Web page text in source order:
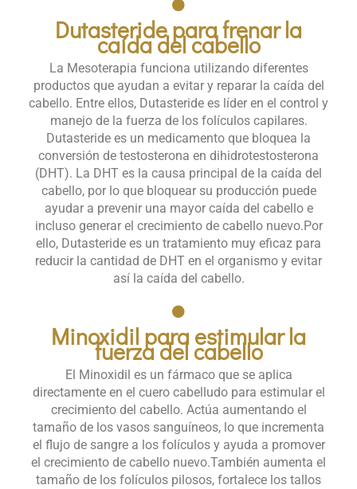
Dutasteride para frenar la
caída del cabello​
La Mesoterapia funciona utilizando diferentes
productos que ayudan a evitar y reparar la caída del
cabello. Entre ellos, Dutasteride es líder en el control y
manejo de la fuerza de los folículos capilares.​
Dutasteride es un medicamento que bloquea la
conversión de testosterona en dihidrotestosterona
(DHT). La DHT es la causa principal de la caída del
cabello, por lo que bloquear su producción puede
ayudar a prevenir una mayor caída del cabello e
incluso generar el crecimiento de cabello nuevo.​ Por
ello, Dutasteride es un tratamiento muy eficaz para
reducir la cantidad de DHT en el organismo y evitar
así la caída del cabello.
Minoxidil para estimular la
fuerza del cabello​
El Minoxidil es un fármaco que se aplica
directamente en el cuero cabelludo para estimular el
crecimiento del cabello. Actúa aumentando el
tamaño de los vasos sanguíneos, lo que incrementa
el flujo de sangre a los folículos y ayuda a promover
el crecimiento de cabello nuevo.​ También aumenta el
tamaño de los folículos pilosos, fortalece los tallos